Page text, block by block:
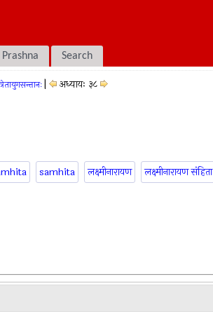
Prashna Search
त्रेतायुगसन्तानः अध्यायः ३८
samhita लक्ष्मीनारायण लक्ष्मीनारायण संहिता